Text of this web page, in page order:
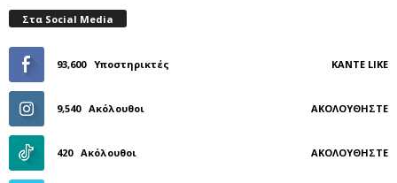
Στα Social Media
93,600 Υποστηρικτές ΚΆΝΤΕ LIKE
9,540 Ακόλουθοι ΑΚΟΛΟΥΘΉΣΤΕ
420 Ακόλουθοι ΑΚΟΛΟΥΘΉΣΤΕ